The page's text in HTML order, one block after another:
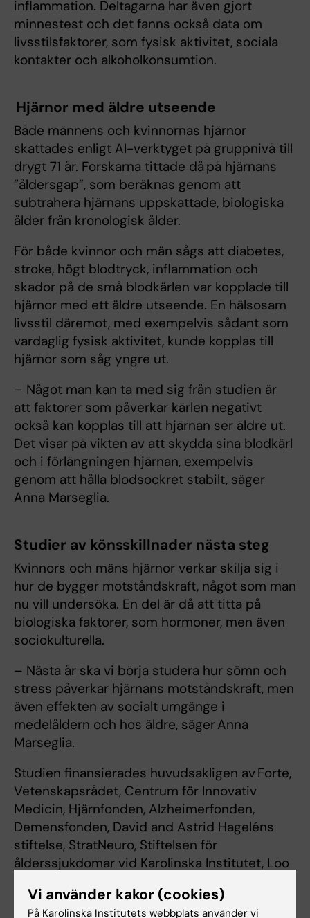
inflammation. Deltagarna har även gjort
minnestest och det fanns också data om
livsstilsfaktorer, som fysisk aktivitet, sociala
kontakter och alkoholkonsumtion.
Hjärnor med äldre utseende
Både männens och kvinnornas hjärnor
skattades enligt AI-verktyget på gruppnivå till
drygt 71 år. Forskarna tittade då på hjärnans
”åldersgap”, som beräknas genom att
subtrahera hjärnans uppskattade, biologiska
ålder från kronologisk ålder.
För både kvinnor och män sågs att diabetes,
stroke, högt blodtryck, inflammation och
skador på de små blodkärlen var kopplade till
hjärnor med ett äldre utseende. En hälsosam
livsstil däremot, med exempelvis sådant som
vardaglig fysisk aktivitet, kunde kopplas till
hjärnor som såg yngre ut.
– Något man kan ta med sig från studien är
att faktorer som påverkar kärlen negativt
också kan kopplas till att hjärnan ser äldre ut.
Det visar på vikten av att skydda sina blodkärl
och i förlängningen hjärnan, exempelvis
genom att hålla blodsockret stabilt, säger
Anna Marseglia.
Studier av könsskillnader nästa steg
Kvinnors och mäns hjärnor verkar skilja sig i
hur de bygger motståndskraft, något som man
nu vill undersöka. En del är då att titta på
biologiska faktorer, som hormoner, men även
sociokulturella.
– Nästa år ska vi börja studera hur sömn och
stress påverkar hjärnans motståndskraft, men
även effekten av socialt umgänge i
medelåldern och hos äldre, säger Anna
Marseglia.
Studien finansierades huvudsakligen av Forte,
Vetenskapsrådet, Centrum för Innovativ
Medicin, Hjärnfonden, Alzheimerfonden,
Demensfonden, David and Astrid Hageléns
stiftelse, StratNeuro, Stiftelsen för
ålderssjukdomar vid Karolinska Institutet, Loo
forskning, Stiftelsen för Gamla Tjänarinnor, och
Vi använder kakor (cookies)
På Karolinska Institutets webbplats använder vi